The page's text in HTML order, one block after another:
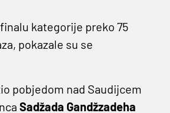
kategorije preko 75
pokazale su se
pobjedom nad Saudijcem
Sadžada Gandžzadeha